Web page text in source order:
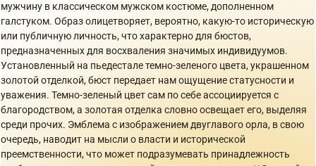
мужчину в классическом мужском костюме, дополненном
галстуком. Образ олицетворяет, вероятно, какую-то историческую
или публичную личность, что характерно для бюстов,
предназначенных для восхваления значимых индивидуумов.
Установленный на пьедестале темно-зеленого цвета, украшенном
золотой отделкой, бюст передает нам ощущение статусности и
уважения. Темно-зеленый цвет сам по себе ассоциируется с
благородством, а золотая отделка словно освещает его, выделяя
среди прочих. Эмблема с изображением двуглавого орла, в свою
очередь, наводит на мысли о власти и исторической
преемственности, что может подразумевать принадлежность